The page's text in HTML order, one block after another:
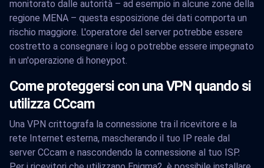
monitorato dalle autorità – ad esempio in alcune zone della
regione MENA – questa esposizione dei dati comporta un
rischio maggiore. L'operatore del server potrebbe essere
costretto a consegnare i log o potrebbe essere impegnato
in un'operazione di honeypot.
Come proteggersi con una VPN quando si
utilizza CCcam
Una VPN crittografa la connessione tra il ricevitore e la
rete Internet esterna, mascherando il tuo IP reale dal
server CCcam e nascondendo la connessione al tuo ISP.